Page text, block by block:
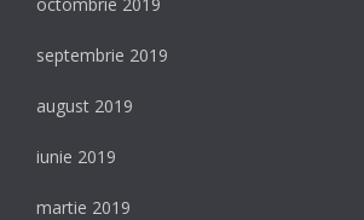
septembrie 2019
august 2019
iunie 2019
martie 2019